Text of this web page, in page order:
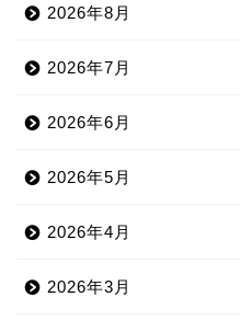
2026年8月
2026年7月
2026年6月
2026年5月
2026年4月
2026年3月